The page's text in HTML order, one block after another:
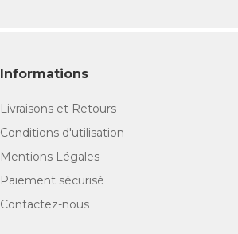
Informations
Livraisons et Retours
Conditions d'utilisation
Mentions Légales
Paiement sécurisé
Contactez-nous